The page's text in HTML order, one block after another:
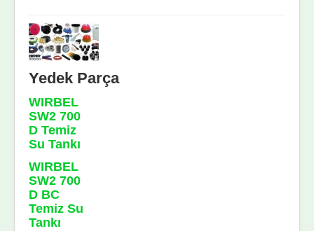
Yedek Parça
WIRBEL
SW2 700
D Temiz
Su Tankı
WIRBEL
SW2 700
D BC
Temiz Su
Tankı